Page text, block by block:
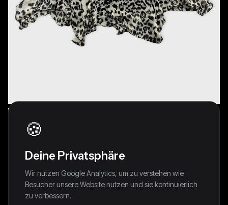
Silk Leopard Print Skirt with Flowy Hem
(W33 / XL)
🍪
Deine Privatsphäre
Wir nutzen Google Analytics, um zu verstehen wie
Besucher unsere Website nutzen und sie kontinuierlich
zu verbessern.